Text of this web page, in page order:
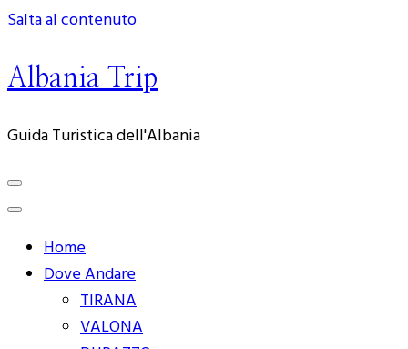
Salta al contenuto
Albania Trip
Guida Turistica dell'Albania
Home
Dove Andare
TIRANA
VALONA